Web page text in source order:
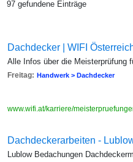
97 gefundene Einträge
Dachdecker | WIFI
Alle Infos über die Meisterprüfung
Freitag: Handwerk > Dachdecker
www.wifi.at/karriere/
Dachdeckerarbeiten -
Lublow Bedachungen